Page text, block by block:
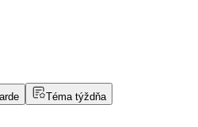
Téma týždňa